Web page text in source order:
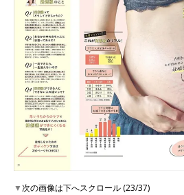
▼次の画像は下へスクロール (23/37)